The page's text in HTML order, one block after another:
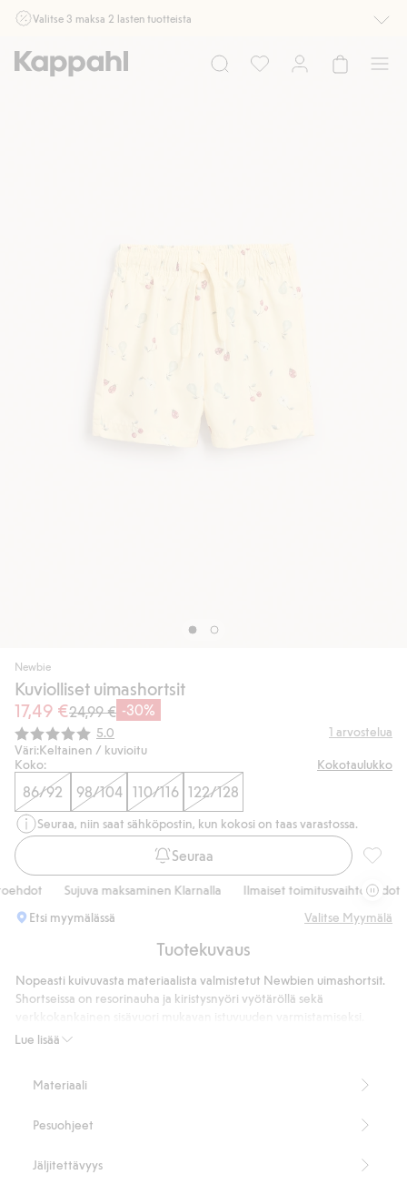
Valitse 3 maksa 2 lasten tuotteista
myymälässä ja verkossa. Ei voi yhdistää muihin alennuksiin tai tarjouksiin.
Newbie
Kuviolliset uimashortsit
17,49 €24,99 € -30%
Keskimääräinen luokitus:
5.0 1 arvostelua
Väri:Keltainen / kuvioitu
Koko:
Kokotaulukko
86/92 98/104 110/116 122/128
Seuraa, niin saat sähköpostin, kun kokosi on taas varastossa.
Seuraa
Sujuva maksaminen Klarnalla
Ilmaiset toimitusvaihtoehdot
Etsi myymälässä
Valitse Myymälä
Tuotekuvaus
Lue lisää
Nopeasti kuivuvasta materiaalista valmistetut Newbien uimashortsit.
Shortseissa on resorinauha ja kiristysnyöri vyötäröllä sekä
Söpö ja kesäinen hedelmä- ja marjakuviointi. Ihanteelliset leikkeihin
Nauhakuja vyötäröllä.
Kesäinen hedelmäkuviointi.
Tuotenumero:900316
Materiaali
Pesuohjeet
Jäljitettävyys